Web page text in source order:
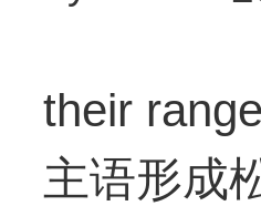
their
主语形成